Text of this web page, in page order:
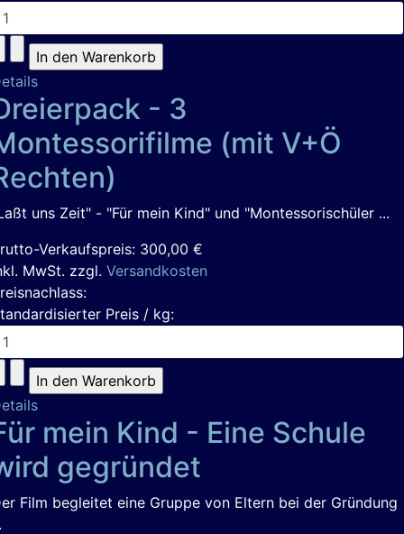
- 3
(mit V+Ö
uns Zeit" - "Für mein Kind" und "Montessorischüler ...
Verkaufspreis: 300,00 €
MwSt. zzgl. Versandkosten
Preis / kg:
mein Kind - Eine Schule
gegründet
Film begleitet eine Gruppe von Eltern bei der Gründung